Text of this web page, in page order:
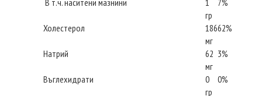
В т.ч. наситени мазнини
1
гр
7%
Холестерол
186
мг
62%
Натрий
62
мг
3%
Въглехидрати
0
гр
0%